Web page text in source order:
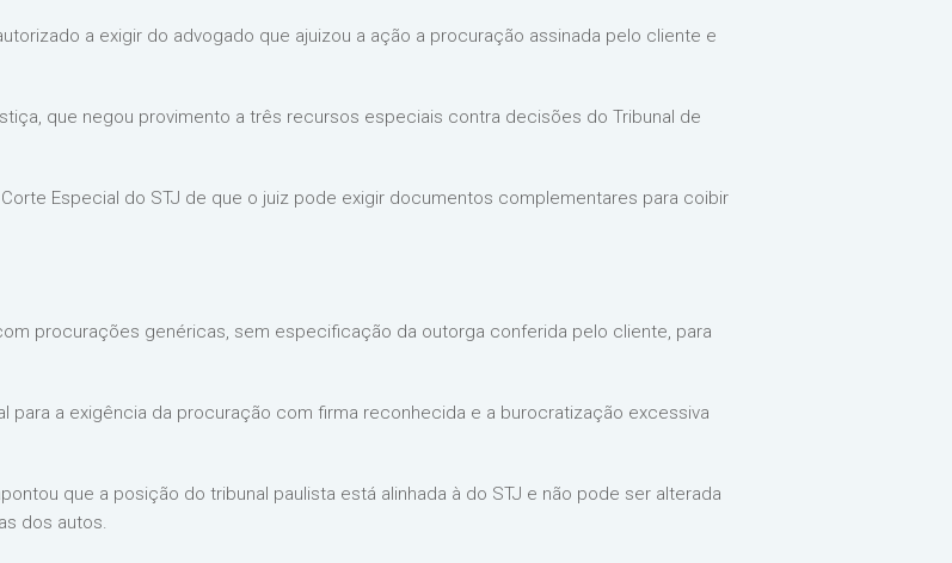
a exigir do advogado que ajuizou a ação a procuração assinada pelo cliente e
que negou provimento a três recursos especiais contra decisões do Tribunal de
Especial do STJ de que o juiz pode exigir documentos complementares para coibir
procurações genéricas, sem especificação da outorga conferida pelo cliente, para
para a exigência da procuração com firma reconhecida e a burocratização excessiva
que a posição do tribunal paulista está alinhada à do STJ e não pode ser alterada
dos autos.